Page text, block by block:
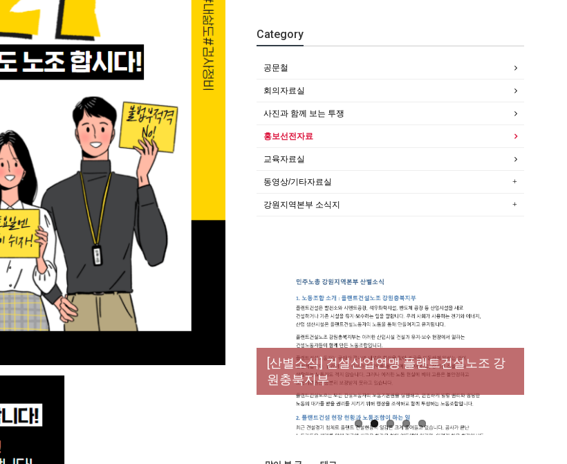
Category
공문철
회의자료실
사진과 함께 보는 투쟁
홍보선전자료
교육자료실
동영상/기타자료실
강원지역본부 소식지
[성명] 막을 수 있었던 죽음, HL만도가 책임져
라 : 청년노동자 사망사고의 철저한 진상규명
과 재발방지 대책 마련하라
[산별소식] 건설산업연맹 플랜트건설노조 강
원충북지부
[강릉,속초,원주,춘천] 폭염감시단 사업 이모저
모
[조합원☆인터뷰] 서비스연맹 전국학교비정
규직노동조합 강원지부 김유미 춘천지회장
[본부소식] 강원지역 노동자 합창단 모임